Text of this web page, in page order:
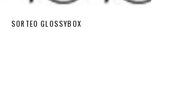
SORTEO GLOSSYBOX